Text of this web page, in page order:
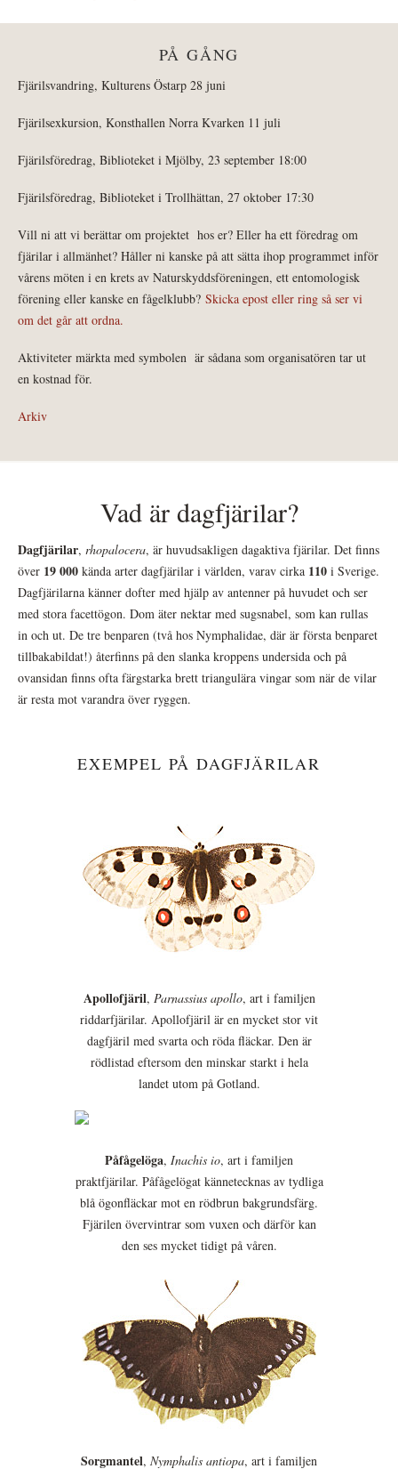
PÅ GÅNG
Fjärilsvandring, Kulturens Östarp 28 juni
Fjärilsexkursion, Konsthallen Norra Kvarken 11 juli
Fjärilsföredrag, Biblioteket i Mjölby, 23 september 18:00
Fjärilsföredrag, Biblioteket i Trollhättan, 27 oktober 17:30
Vill ni att vi berättar om projektet hos er? Eller ha ett föredrag om
fjärilar i allmänhet? Håller ni kanske på att sätta ihop programmet inför
vårens möten i en krets av Naturskyddsföreningen, ett entomologisk
förening eller kanske en fågelklubb? Skicka epost eller ring så ser vi
om det går att ordna.
Aktiviteter märkta med symbolen är sådana som organisatören tar ut
en kostnad för.
Arkiv
Vad är dagfjärilar?
Dagfjärilar, rhopalocera, är huvudsakligen dagaktiva fjärilar. Det finns
över 19 000 kända arter dagfjärilar i världen, varav cirka 110 i Sverige.
Dagfjärilarna känner dofter med hjälp av antenner på huvudet och ser
med stora facettögon. Dom äter nektar med sugsnabel, som kan rullas
in och ut. De tre benparen (två hos Nymphalidae, där är första benparet
tillbakabildat!) återfinns på den slanka kroppens undersida och på
ovansidan finns ofta färgstarka brett triangulära vingar som när de vilar
är resta mot varandra över ryggen.
EXEMPEL PÅ DAGFJÄRILAR
Apollofjäril, Parnassius apollo, art i familjen
riddarfjärilar. Apollofjäril är en mycket stor vit
dagfjäril med svarta och röda fläckar. Den är
rödlistad eftersom den minskar starkt i hela
landet utom på Gotland.
Påfågelöga, Inachis io, art i familjen
praktfjärilar. Påfågelögat kännetecknas av tydliga
blå ögonfläckar mot en rödbrun bakgrundsfärg.
Fjärilen övervintrar som vuxen och därför kan
den ses mycket tidigt på våren.
Sorgmantel, Nymphalis antiopa, art i familjen